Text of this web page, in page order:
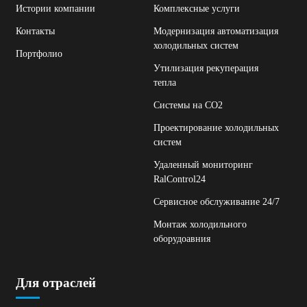
Истории компании
Контакты
Портфолио
Комплексные услуги
Модернизация автоматизация
холодильных систем
Утилизация рекуперация
тепла
Системы на СО2
Проектирование холодильных
систем
Удаленный мониторинг
RalControl24
Сервисное обслуживание 24/7
Монтаж холодильного
оборудоавния
Для отраслей